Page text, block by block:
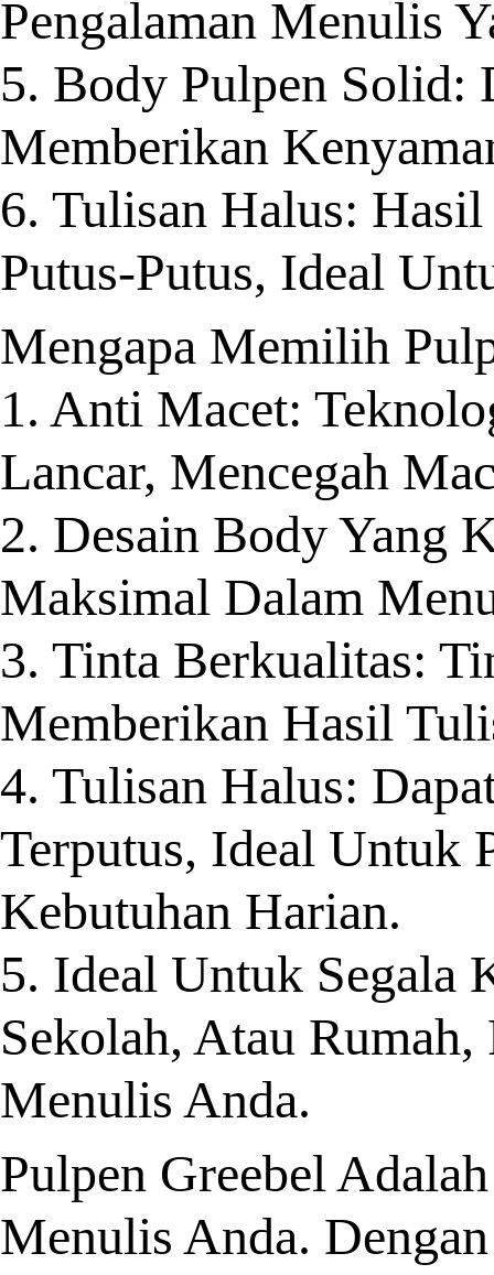
Pengalaman Menulis
5. Body Pulpen Solid:
Memberikan
6. Tulisan Halus:
Putus-Putus, Ideal
Mengapa Memilih
1. Anti Macet:
Lancar, Mencegah
2. Desain Body Yang
Maksimal Dalam
3. Tinta Berkualitas:
Memberikan Hasil
4. Tulisan Halus:
Terputus, Ideal Untuk
Kebutuhan Harian.
5. Ideal Untuk Segala
Sekolah, Atau
Menulis Anda.
Pulpen Greebel
Menulis Anda.